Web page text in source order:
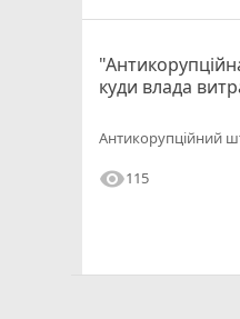
куди влада
Антикорупційний
visibility115